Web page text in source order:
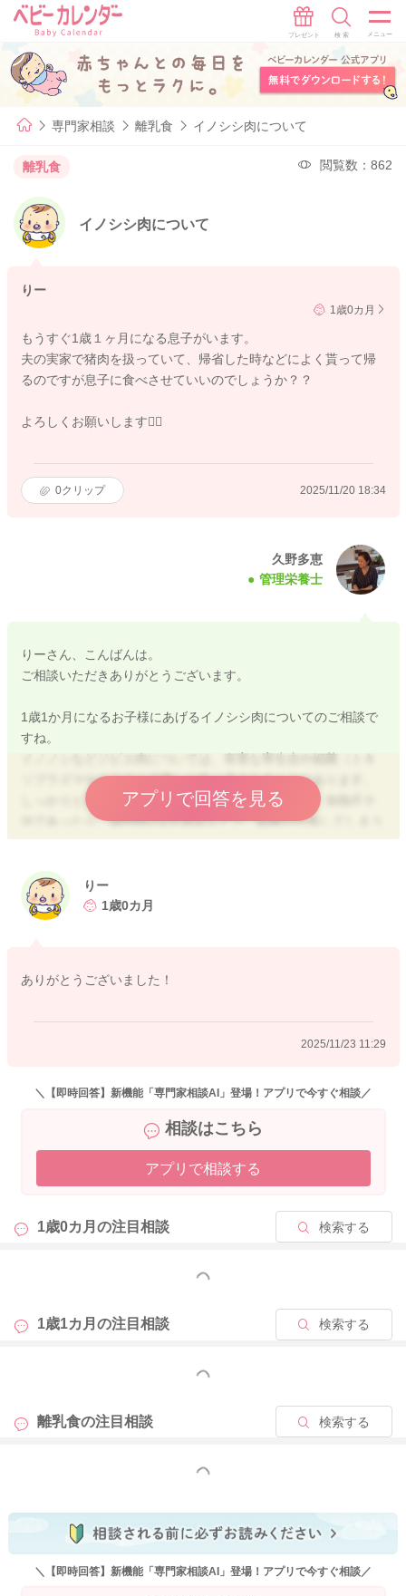
専門家相談 離乳食 イノシシ肉について
離乳食 閲覧数：862
イノシシ肉について
りー
1歳0カ月
もうすぐ1歳１ヶ月になる息子がいます。
夫の実家で猪肉を扱っていて、帰省した時などによく貰って帰
るのですが息子に食べさせていいのでしょうか？？
よろしくお願いします🙇‍♀️
0クリップ 2025/11/20 18:34
久野多恵
管理栄養士
りーさん、こんばんは。
ご相談いただきありがとうございます。
1歳1か月になるお子様にあげるイノシシ肉についてのご相談で
すね。
ソプラズマやリステリア菌）が多く含まれることがあります。
しっかりと加熱調理すれば、危険性は低下しますが、加熱不十
分であったり、調理時の2次感染などで、細菌が付着してしまう
こともあります。
また食べ慣れないものであったり、硬さがあったり、通常あま
り口にしないものを1歳児にあげるメリットはあまりないかなと
ご参考までによろしくお願いいたします。
アプリで回答を見る
りー
1歳0カ月
ありがとうございました！
2025/11/23 11:29
＼【即時回答】新機能「専門家相談AI」登場！アプリで今すぐ相談／
相談はこちら
アプリで相談する
1歳0カ月の注目相談 検索する
もっと見る
1歳1カ月の注目相談 検索する
もっと見る
離乳食の注目相談 検索する
もっと見る
＼【即時回答】新機能「専門家相談AI」登場！アプリで今すぐ相談／